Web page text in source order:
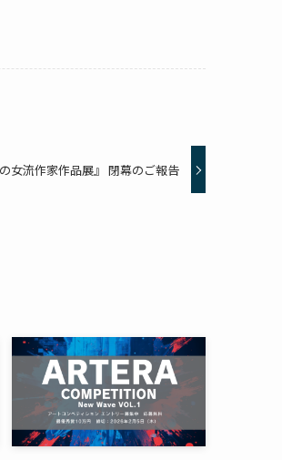
女流作家作品展』 閉幕のご報告